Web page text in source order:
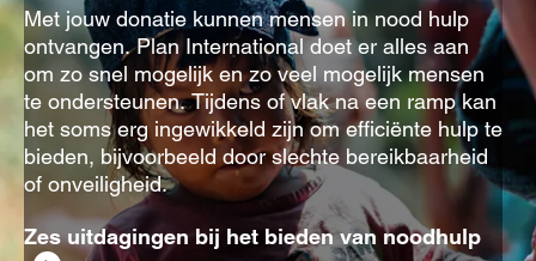
Met jouw donatie kunnen mensen in nood hulp
ontvangen. Plan International doet er alles aan
om zo snel mogelijk en zo veel mogelijk mensen
te ondersteunen. Tijdens of vlak na een ramp kan
het soms erg ingewikkeld zijn om efficiënte hulp te
bieden, bijvoorbeeld door slechte bereikbaarheid
of onveiligheid.
Zes uitdagingen bij het bieden van noodhulp